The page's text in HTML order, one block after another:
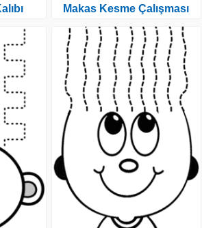
Makas Kesme Çalışması